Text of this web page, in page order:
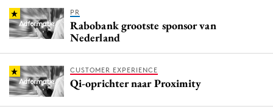
PR
Rabobank grootste sponsor van
Nederland
CUSTOMER EXPERIENCE
Qi-oprichter naar Proximity